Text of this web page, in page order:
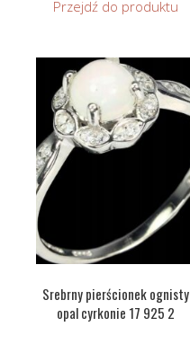
Przejdź do produktu
Srebrny pierścionek ognisty
opal cyrkonie 17 925 2